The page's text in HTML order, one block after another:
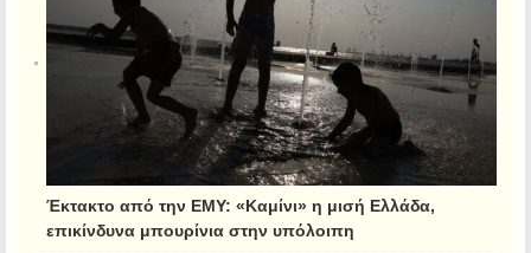
Έκτακτο από την ΕΜΥ: «Καμίνι» η μισή Ελλάδα,
επικίνδυνα μπουρίνια στην υπόλοιπη